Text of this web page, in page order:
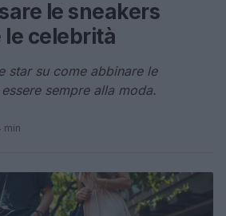
le sneakers
le celebrità
star su come abbinare le
sempre alla moda.
min